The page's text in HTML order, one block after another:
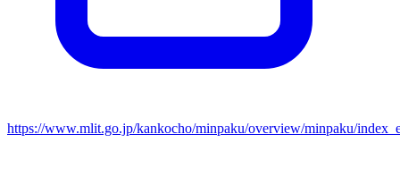
https://www.mlit.go.jp/kankocho/minpaku/overview/minpaku/